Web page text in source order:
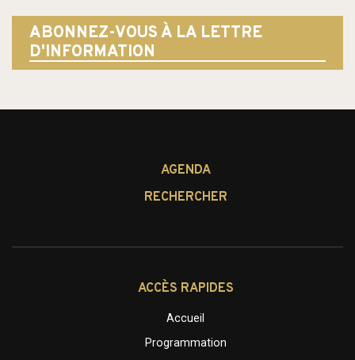
ABONNEZ-VOUS À LA LETTRE
D'INFORMATION
AGENDA
RECHERCHER
ACCÈS RAPIDES
Accueil
Programmation